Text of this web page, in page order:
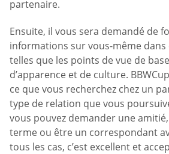
partenaire.
Ensuite, il vous sera demandé de
informations sur vous-même dans
telles que les points de vue de
d’apparence et de culture.
ce que vous recherchez chez un
type de relation que vous
vous pouvez demander une
terme ou être un correspondant
tous les cas, c’est excellent et